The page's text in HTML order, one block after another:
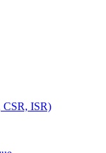
CSR, ISR)